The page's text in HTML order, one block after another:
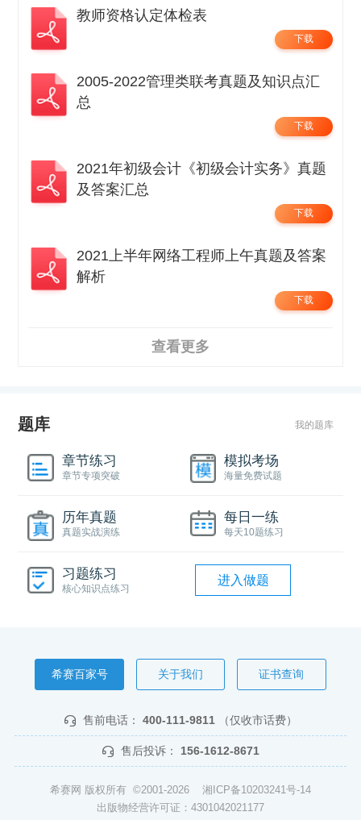
教师资格认定体检表
下载
2005-2022管理类联考真题及知识点汇
总
下载
2021年初级会计《初级会计实务》真题
及答案汇总
下载
2021上半年网络工程师上午真题及答案
解析
下载
查看更多
题库 我的题库
章节练习
章节专项突破
模拟考场
海量免费试题
历年真题
真题实战演练
每日一练
每天10题练习
习题练习
核心知识点练习
进入做题
希赛百家号 关于我们 证书查询
售前电话： 400-111-9811 （仅收市话费）
售后投诉： 156-1612-8671
希赛网 版权所有 ©2001-2026 湘ICP备10203241号-14
出版物经营许可证：4301042021177